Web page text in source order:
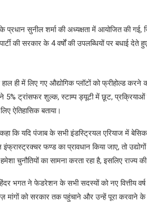
सुनील शर्मा की अध्यक्षता में आयोजित की गई,
की सरकार के 4 वर्षों की उपलब्धियों पर बधाई देते
ही में लिए गए औद्योगिक प्लॉटों को फ्रीहोल्ड
5% ट्रांसफर शुल्क, स्टाम्प ड्यूटी में छूट,
ऐतिहासिक बताया।
कि यदि पंजाब के सभी इंडस्ट्रियल एरियाज में
इंफ्रास्ट्रक्चर फण्ड का प्रावधान किया जाए, तो
चुनौतियों का सामना करता रहा है, इसलिए राज्य
भगत ने फेडरेशन के सभी सदस्यों को नए वित्तीय
मांगों को सरकार तक पहुंचाने और उन्हें पूरा करवाने